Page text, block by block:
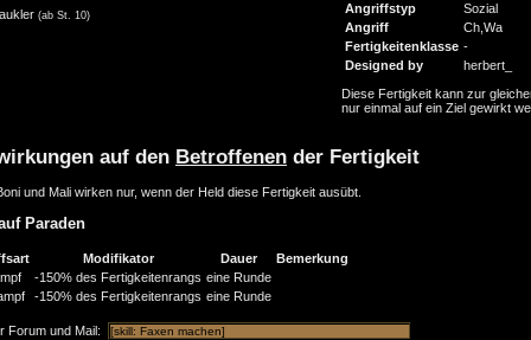
(ab St. 10)
Angriffstyp
Sozial
Angriff
Ch,Wa
Fertigkeitenklasse -
Designed by
herbert_
Diese Fertigkeit kann zur
nur einmal auf ein Ziel gewirkt
auf den Betroffenen der Fertigkeit
und Mali wirken nur, wenn der Held diese Fertigkeit ausübt.
Paraden
Modifikator Dauer
Bemerkung
-150% des Fertigkeitenrangs eine Runde
-150% des Fertigkeitenrangs eine Runde
Forum und Mail: